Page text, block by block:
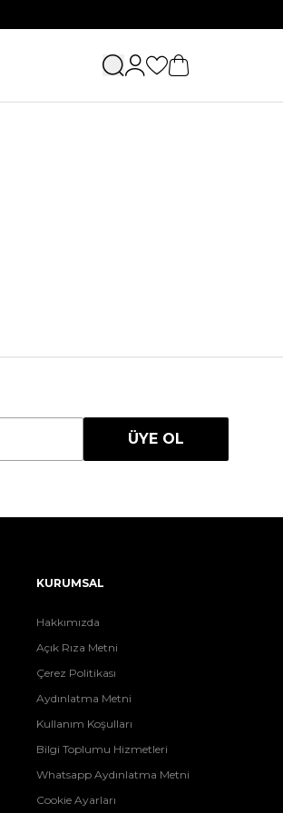
ÜYE OL
KURUMSAL
Hakkımızda
Açık Rıza Metni
Çerez Politikası
Aydınlatma Metni
Kullanım Koşulları
Bilgi Toplumu Hizmetleri
Whatsapp Aydınlatma Metni
Cookie Ayarları